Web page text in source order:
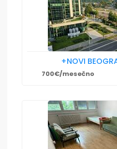
+NOVI
700€/mesečno